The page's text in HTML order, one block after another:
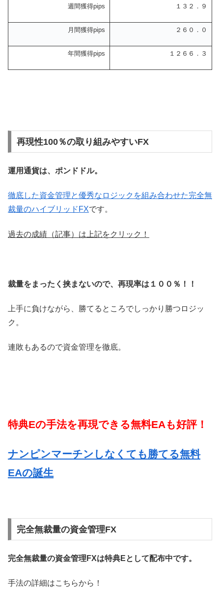
週間獲得pips １３２．９
月間獲得pips ２６０．０
年間獲得pips １２６６．３
再現性100％の取り組みやすいFX
運用通貨は、ポンドドル。
徹底した資金管理と優秀なロジックを組み合わせた完全無
裁量のハイブリッドFXです。
過去の成績（記事）は上記をクリック！
裁量をまったく挟まないので、再現率は１００％！！
上手に負けながら、勝てるところでしっかり勝つロジッ
ク。
連敗もあるので資金管理を徹底。
特典Eの手法を再現できる無料EAも好評！
ナンピンマーチンしなくても勝てる無料
EAの誕生
完全無裁量の資金管理FX
完全無裁量の資金管理FXは特典Eとして配布中です。
手法の詳細はこちらから！